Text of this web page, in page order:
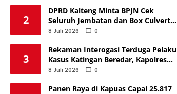
2
DPRD Kalteng Minta BPJN Cek
Seluruh Jembatan dan Box Culvert
usai Ambruk di Katingan
8 Juli 2026 0
3
Rekaman Interogasi Terduga Pelaku
Kasus Katingan Beredar, Kapolres
Benarkan Keasliannya
8 Juli 2026 0
Panen Raya di Kapuas Capai 25.817